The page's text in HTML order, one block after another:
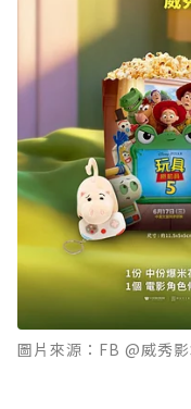
圖片來源：FB @威秀